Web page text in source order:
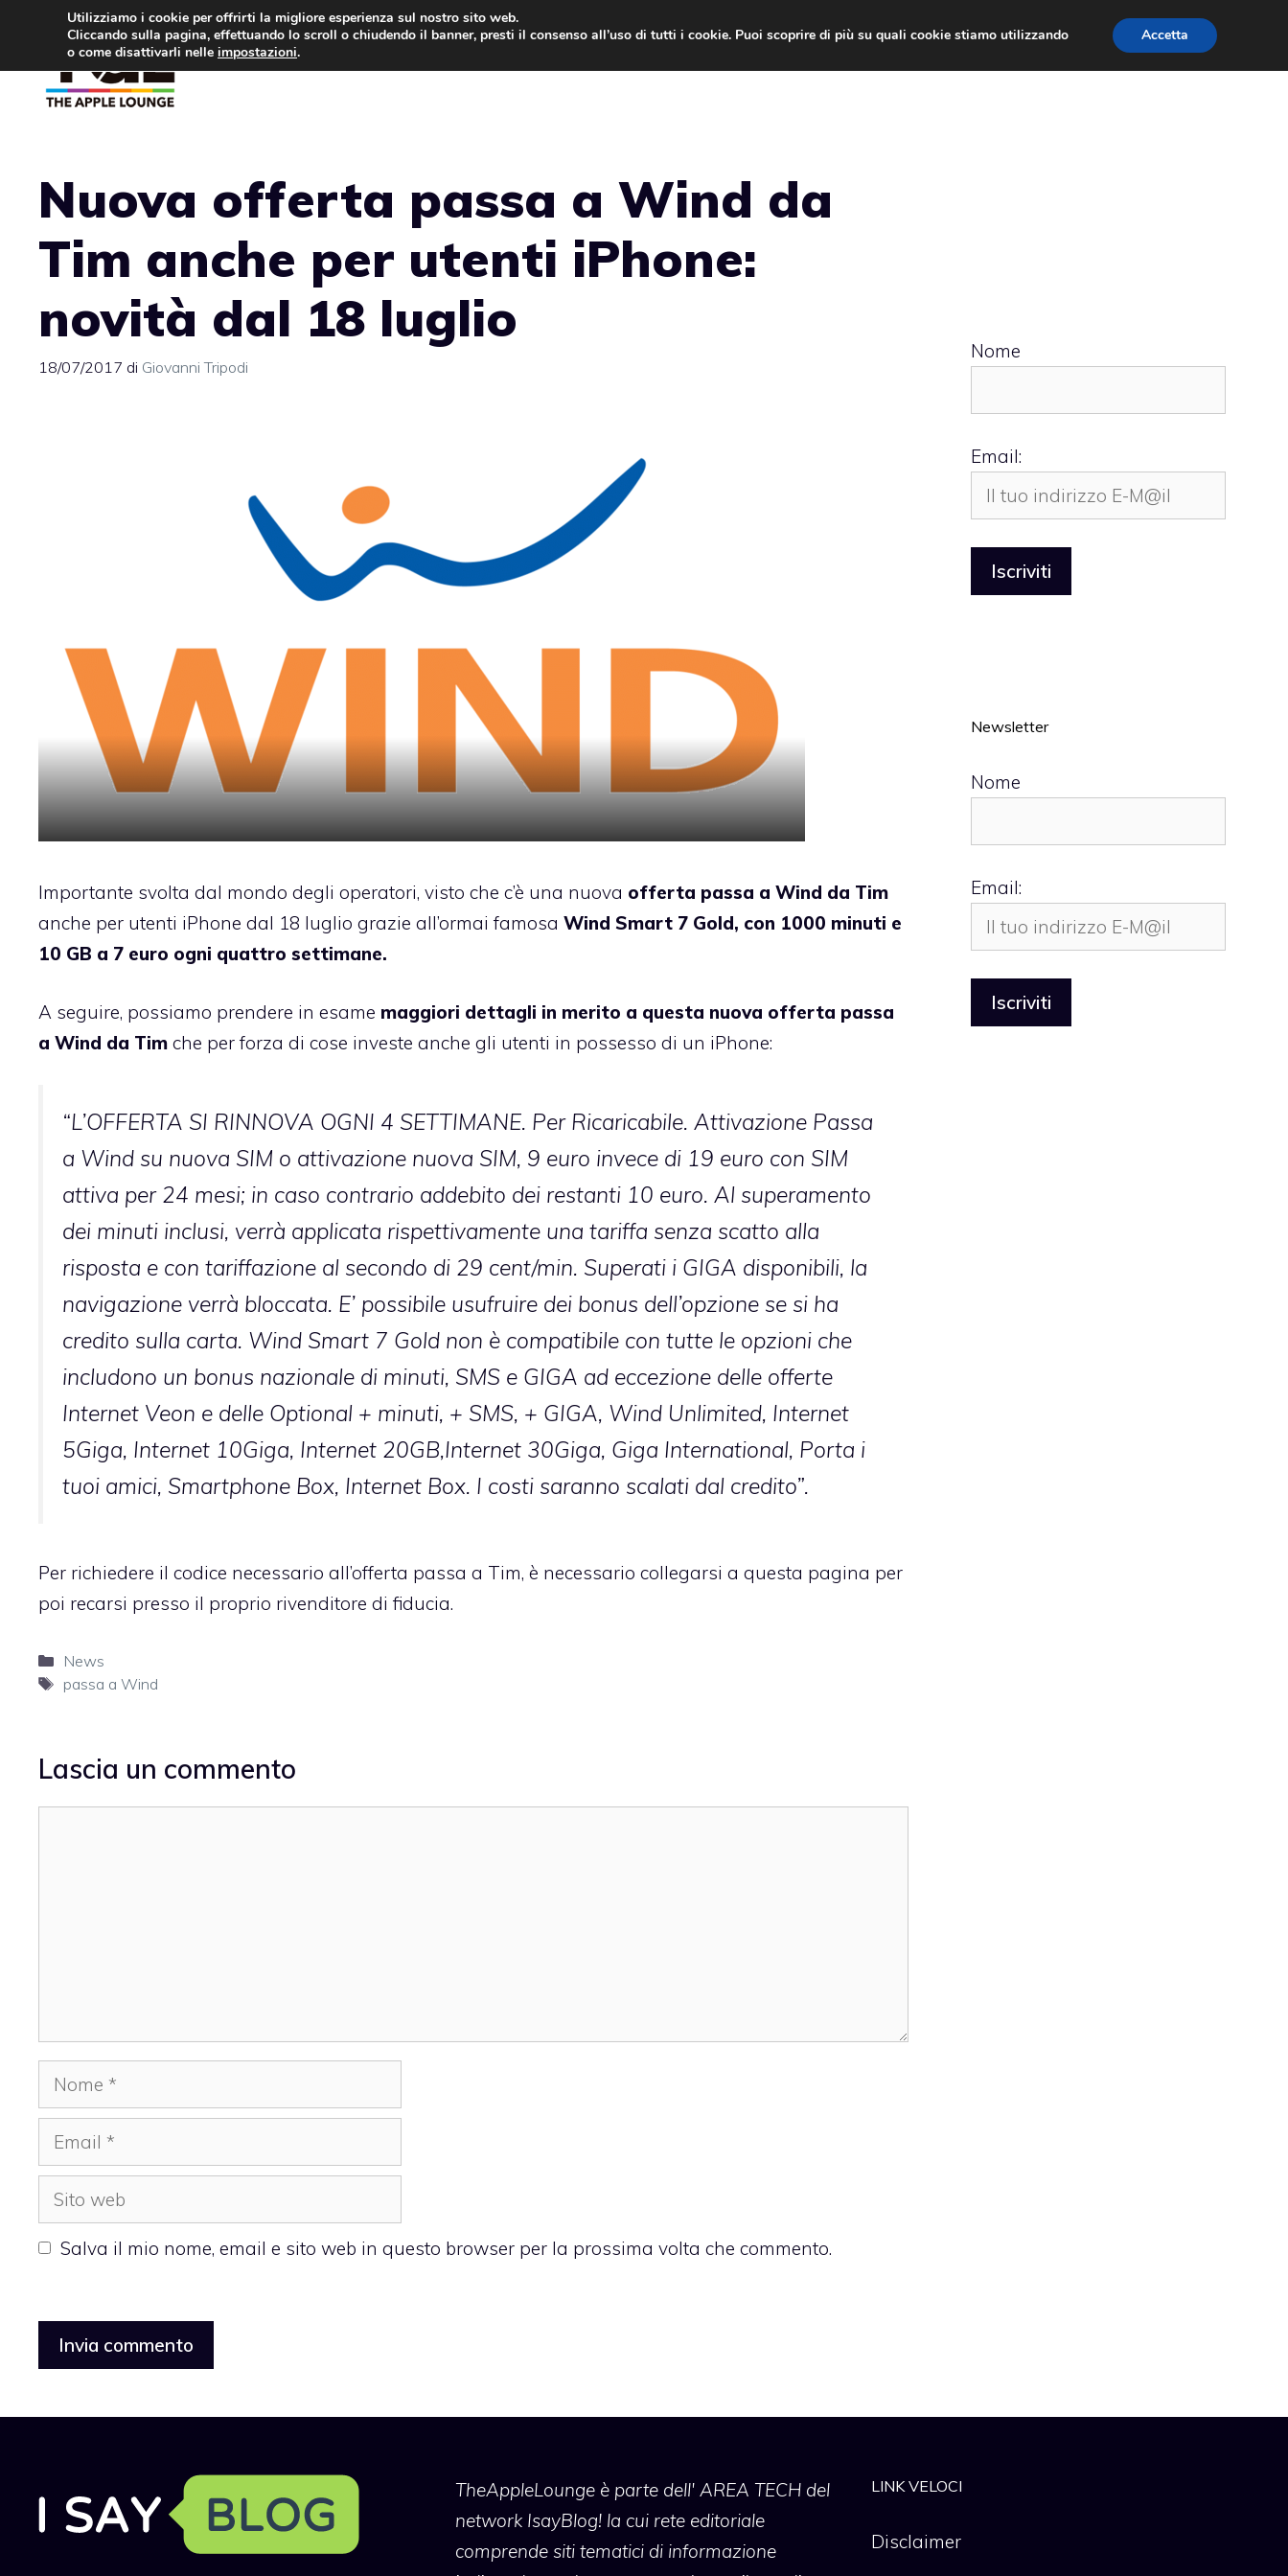
contenuto
Nuova offerta passa a Wind da
Tim anche per utenti iPhone:
novità dal 18 luglio
18/07/2017 di Giovanni Tripodi
Importante svolta dal mondo degli operatori, visto che c’è una nuova offerta passa a Wind da Tim
anche per utenti iPhone dal 18 luglio grazie all’ormai famosa Wind Smart 7 Gold, con 1000 minuti e
10 GB a 7 euro ogni quattro settimane.
A seguire, possiamo prendere in esame maggiori dettagli in merito a questa nuova offerta passa
a Wind da Tim che per forza di cose investe anche gli utenti in possesso di un iPhone:
“L’OFFERTA SI RINNOVA OGNI 4 SETTIMANE. Per Ricaricabile. Attivazione Passa
a Wind su nuova SIM o attivazione nuova SIM, 9 euro invece di 19 euro con SIM
attiva per 24 mesi; in caso contrario addebito dei restanti 10 euro. Al superamento
dei minuti inclusi, verrà applicata rispettivamente una tariffa senza scatto alla
risposta e con tariffazione al secondo di 29 cent/min. Superati i GIGA disponibili, la
navigazione verrà bloccata. E’ possibile usufruire dei bonus dell’opzione se si ha
credito sulla carta. Wind Smart 7 Gold non è compatibile con tutte le opzioni che
includono un bonus nazionale di minuti, SMS e GIGA ad eccezione delle offerte
Internet Veon e delle Optional + minuti, + SMS, + GIGA, Wind Unlimited, Internet
5Giga, Internet 10Giga, Internet 20GB,Internet 30Giga, Giga International, Porta i
tuoi amici, Smartphone Box, Internet Box. I costi saranno scalati dal credito”.
Per richiedere il codice necessario all’offerta passa a Tim, è necessario collegarsi a questa pagina per
poi recarsi presso il proprio rivenditore di fiducia.
Categorie
News
Tag
passa a Wind
Lascia un commento
Nome
Email
Sito
web
Salva il mio nome, email e sito web in questo browser per la prossima volta che commento.
Nome
Email:
Newsletter
Nome
Email:
TheAppleLoungeè parte dell' AREA TECH del
network IsayBlog! la cui rete editoriale
comprende siti tematici di informazione
LINK VELOCI
Disclaimer
Utilizziamo i cookie per offrirti la migliore esperienza sul nostro sito web.
Cliccando sulla pagina, effettuando lo scroll o chiudendo il banner, presti il consenso all’uso di tutti i cookie. Puoi scoprire di più su quali cookie stiamo utilizzando
o come disattivarli nelle impostazioni.
Accetta